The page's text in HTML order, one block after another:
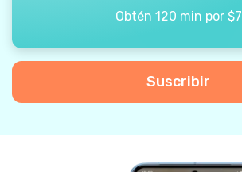
Obtén 120 min por $7
Suscribir